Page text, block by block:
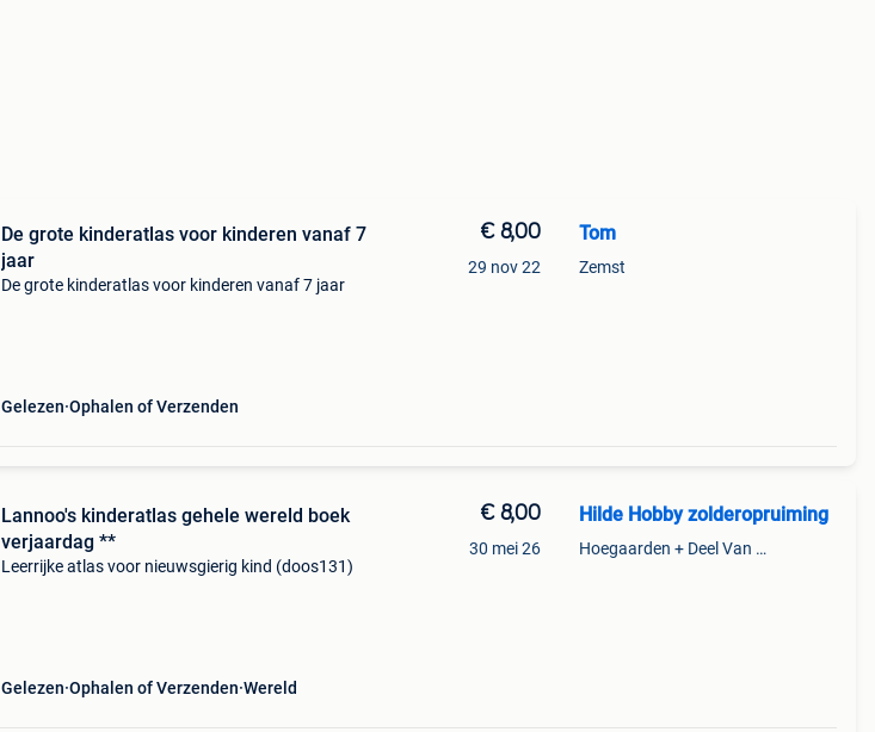
De grote kinderatlas voor kinderen vanaf 7
jaar
De grote kinderatlas voor kinderen vanaf 7 jaar
Gelezen Ophalen of Verzenden
€ 8,00
29 nov 22
Tom
Zemst
Lannoo's kinderatlas gehele wereld boek
verjaardag **
Leerrijke atlas voor nieuwsgierig kind (doos131)
Gelezen Ophalen of Verzenden Wereld
€ 8,00
30 mei 26
Hilde Hobby zolderopruiming
Hoegaarden + Deel Van Kumtich + Deel Van Tienen